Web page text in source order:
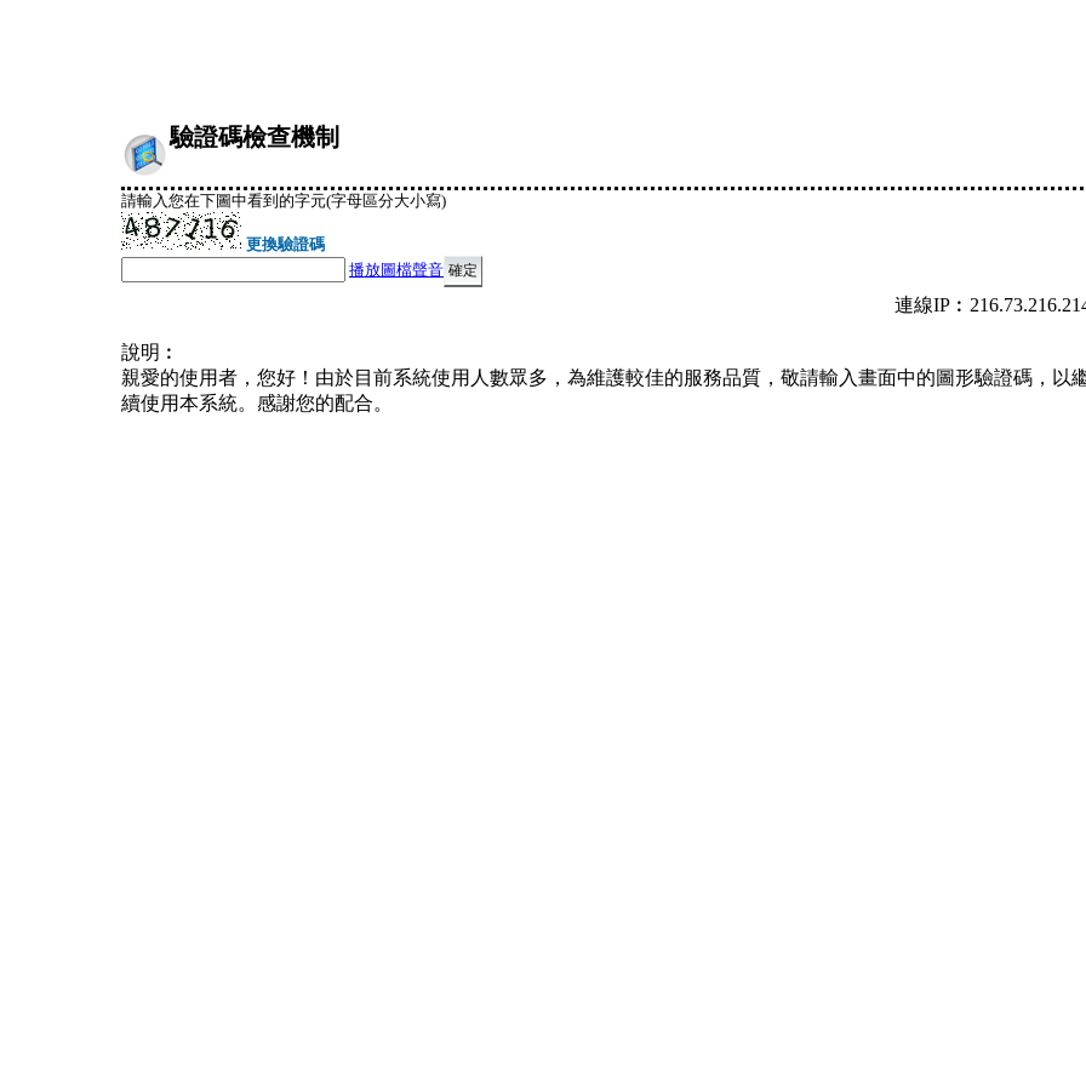
驗證碼檢查機制
請輸入您在下圖中看到的字元(字母區分大小寫)
更換驗證碼
播放圖檔聲音
連線
說明︰
親愛的使用者，您好！由於目前系統使用人數眾多，為維護較佳的服務品質，敬請輸入畫面中的圖形驗證碼，以
續使用本系統。感謝您的配合。